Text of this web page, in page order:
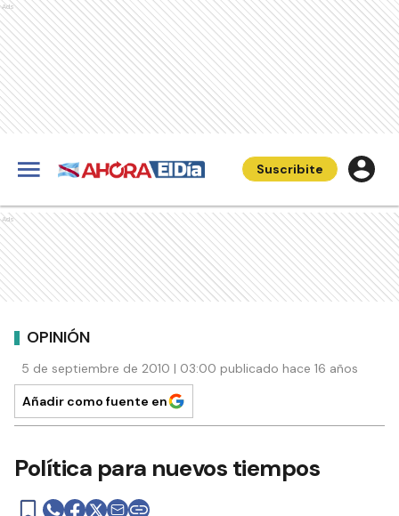
Ads
Suscribite
Ads
OPINIÓN
5 de septiembre de 2010 | 03:00 publicado hace 16 años
Añadir como fuente en
Política para nuevos tiempos